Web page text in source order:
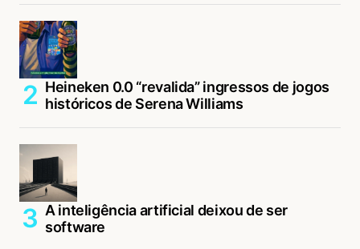
Heineken 0.0 “revalida” ingressos de jogos
históricos de Serena Williams
A inteligência artificial deixou de ser
software